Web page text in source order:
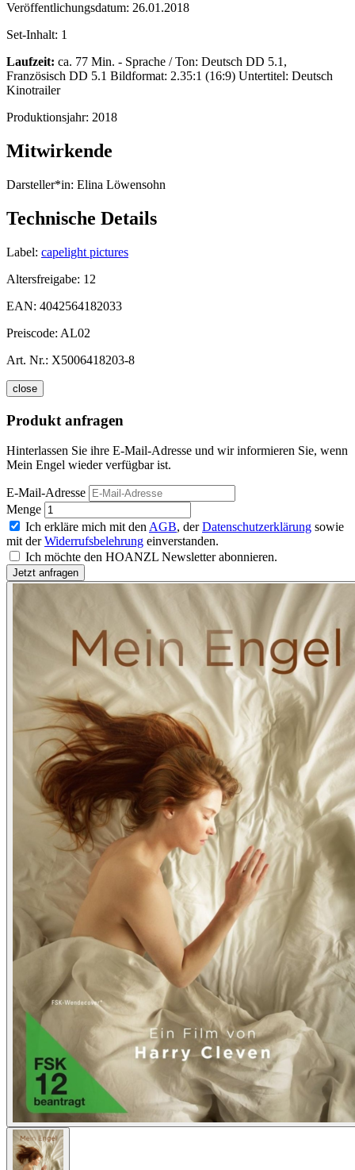
Veröffentlichungsdatum: 26.01.2018
Set-Inhalt: 1
Laufzeit: ca. 77 Min. - Sprache / Ton: Deutsch DD 5.1,
Französisch DD 5.1 Bildformat: 2.35:1 (16:9) Untertitel: Deutsch
Kinotrailer
Produktionsjahr: 2018
Mitwirkende
Darsteller*in: Elina Löwensohn
Technische Details
Label: capelight pictures
Altersfreigabe: 12
EAN: 4042564182033
Preiscode: AL02
Art. Nr.: X5006418203-8
close
Produkt anfragen
Hinterlassen Sie ihre E-Mail-Adresse und wir informieren Sie, wenn
Mein Engel wieder verfügbar ist.
E-Mail-Adresse
Menge
Ich erkläre mich mit den AGB, derDatenschutzerklärung sowie
mit derWiderrufsbelehrung einverstanden.
Ich möchte den HOANZL Newsletter abonnieren.